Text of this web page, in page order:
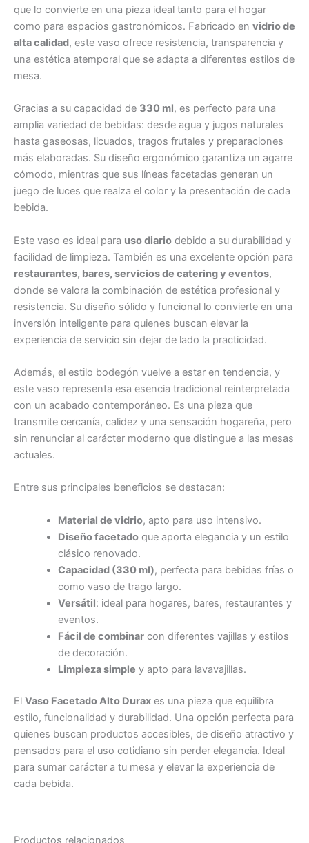
que lo convierte en una pieza ideal tanto para el hogar
como para espacios gastronómicos. Fabricado en vidrio de
alta calidad, este vaso ofrece resistencia, transparencia y
una estética atemporal que se adapta a diferentes estilos de
mesa.
Gracias a su capacidad de 330 ml, es perfecto para una
amplia variedad de bebidas: desde agua y jugos naturales
hasta gaseosas, licuados, tragos frutales y preparaciones
más elaboradas. Su diseño ergonómico garantiza un agarre
cómodo, mientras que sus líneas facetadas generan un
juego de luces que realza el color y la presentación de cada
bebida.
Este vaso es ideal para uso diario debido a su durabilidad y
facilidad de limpieza. También es una excelente opción para
restaurantes, bares, servicios de catering y eventos,
donde se valora la combinación de estética profesional y
resistencia. Su diseño sólido y funcional lo convierte en una
inversión inteligente para quienes buscan elevar la
experiencia de servicio sin dejar de lado la practicidad.
Además, el estilo bodegón vuelve a estar en tendencia, y
este vaso representa esa esencia tradicional reinterpretada
con un acabado contemporáneo. Es una pieza que
transmite cercanía, calidez y una sensación hogareña, pero
sin renunciar al carácter moderno que distingue a las mesas
actuales.
Entre sus principales beneficios se destacan:
Material de vidrio, apto para uso intensivo.
Diseño facetadoque aporta elegancia y un estilo
clásico renovado.
Capacidad (330 ml), perfecta para bebidas frías o
como vaso de trago largo.
Versátil: ideal para hogares, bares, restaurantes y
eventos.
Fácil de combinarcon diferentes vajillas y estilos
de decoración.
Limpieza simple y apto para lavavajillas.
El Vaso Facetado Alto Durax es una pieza que equilibra
estilo, funcionalidad y durabilidad. Una opción perfecta para
quienes buscan productos accesibles, de diseño atractivo y
pensados para el uso cotidiano sin perder elegancia. Ideal
para sumar carácter a tu mesa y elevar la experiencia de
cada bebida.
Productos relacionados